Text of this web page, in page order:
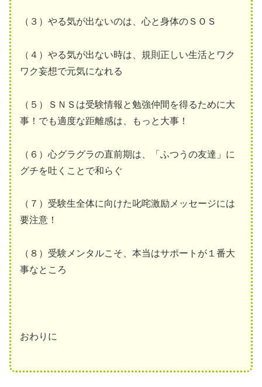
（３）やる気が出ないのは、心と身体のＳＯＳ
（４）やる気が出ない時は、規則正しい生活とワク
ワク妄想で元気になれる
（５）ＳＮＳは受験情報と勉強仲間を得るために大
事！でも適度な距離感は、もっと大事！
（６）心グラグラの直前期は、「ふつうの友達」に
グチを吐くことで和らぐ
（７）受験生全体に向けた叱咤激励メッセージには
要注意！
（８）受験メンタルこそ、本当はサポートが１番大
事なところ
おわりに